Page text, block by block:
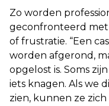
Zo worden
geconfronteerd met
of frustratie. “Een
worden afgerond,
opgelost is. Soms
iets knagen. Als we
zien, kunnen ze